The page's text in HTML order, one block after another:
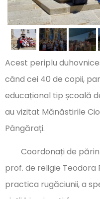
Acest periplu
când cei 40 de copii,
educațional tip școală
au vizitat Mănăstirile
Pângărați.
Coordonați de
prof. de religie Teodora
practica rugăciunii, a